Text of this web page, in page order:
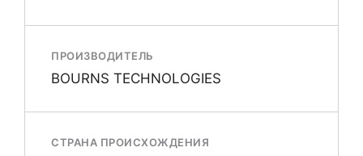
ПРОИЗВОДИТЕЛЬ
BOURNS TECHNOLOGIES
СТРАНА ПРОИСХОЖДЕНИЯ